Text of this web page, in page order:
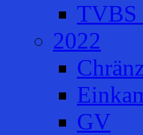
TVBS
2022
GV